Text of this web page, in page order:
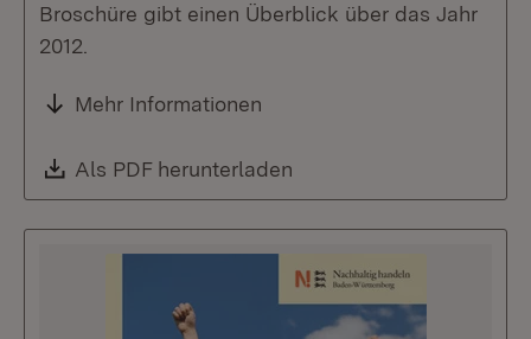
Broschüre gibt einen Überblick über das Jahr
2012.
Mehr Informationen
Download:
Als PDF herunterladen